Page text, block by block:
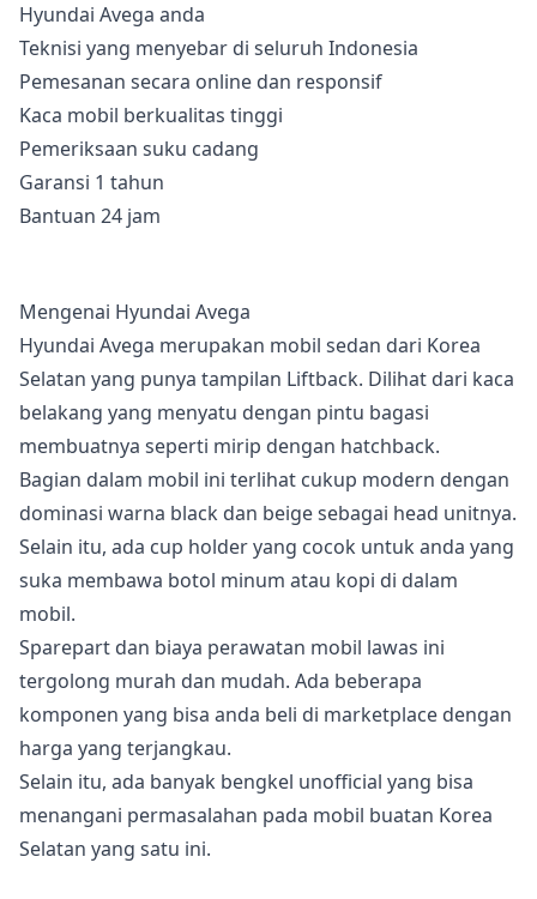
Hyundai Avega anda
Teknisi yang menyebar di seluruh Indonesia
Pemesanan secara online dan responsif
Kaca mobil berkualitas tinggi
Pemeriksaan suku cadang
Garansi 1 tahun
Bantuan 24 jam
Mengenai Hyundai Avega
Hyundai Avega merupakan mobil sedan dari Korea
Selatan yang punya tampilan Liftback. Dilihat dari kaca
belakang yang menyatu dengan pintu bagasi
membuatnya seperti mirip dengan hatchback.
Bagian dalam mobil ini terlihat cukup modern dengan
dominasi warna black dan beige sebagai head unitnya.
Selain itu, ada cup holder yang cocok untuk anda yang
suka membawa botol minum atau kopi di dalam
mobil.
Sparepart dan biaya perawatan mobil lawas ini
tergolong murah dan mudah. Ada beberapa
komponen yang bisa anda beli di marketplace dengan
harga yang terjangkau.
Selain itu, ada banyak bengkel unofficial yang bisa
menangani permasalahan pada mobil buatan Korea
Selatan yang satu ini.